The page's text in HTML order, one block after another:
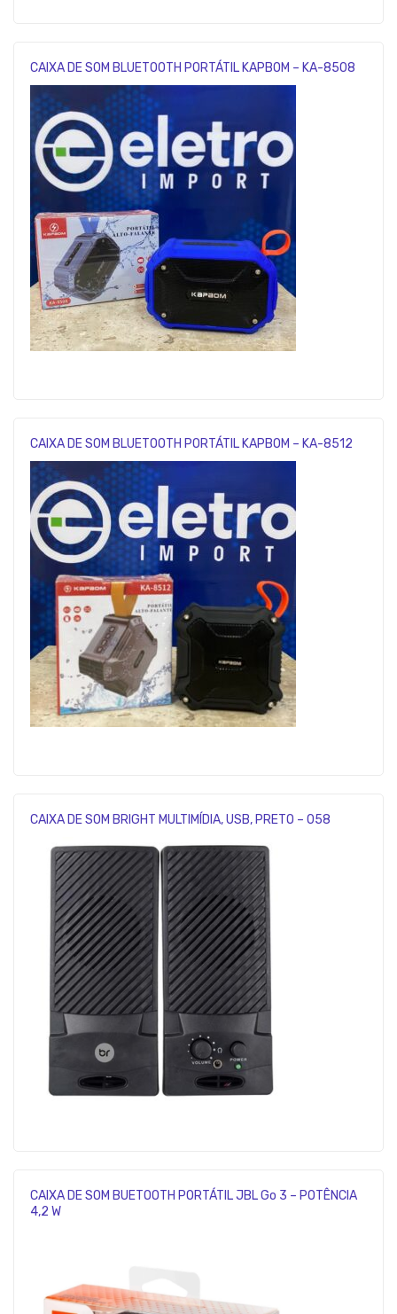
CAIXA DE SOM BLUETOOTH PORTÁTIL KAPBOM – KA-8508
CAIXA DE SOM BLUETOOTH PORTÁTIL KAPBOM – KA-8512
CAIXA DE SOM BRIGHT MULTIMÍDIA, USB, PRETO – 058
CAIXA DE SOM BUETOOTH PORTÁTIL JBL Go 3 – POTÊNCIA
4,2 W